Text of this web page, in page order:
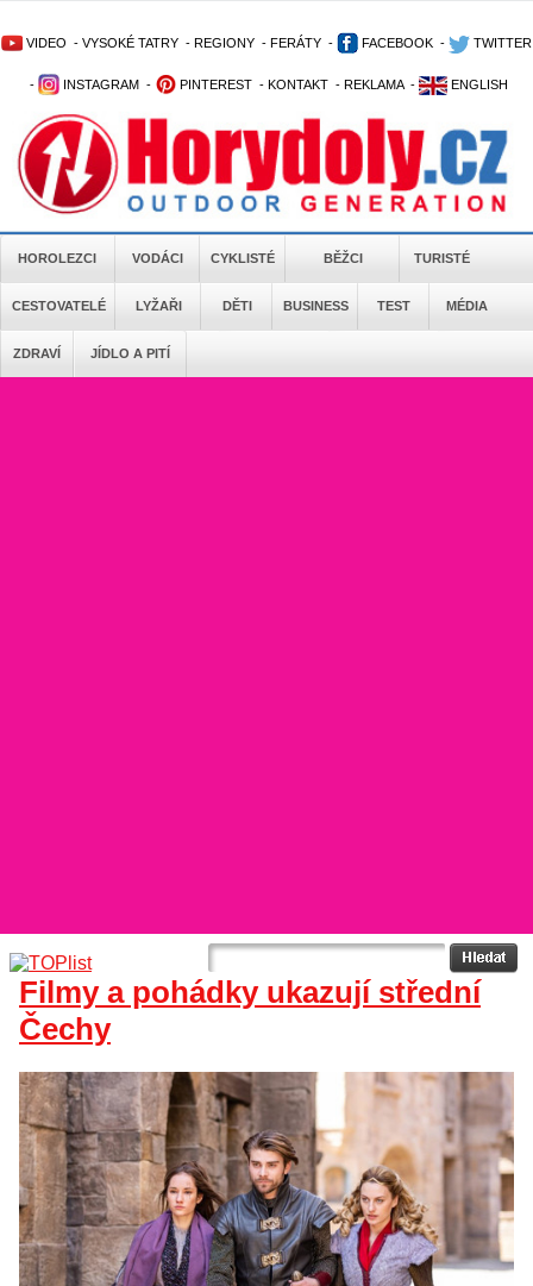
VIDEO - VYSOKÉ TATRY - REGIONY - FERÁTY - FACEBOOK - TWITTER
- INSTAGRAM - PINTEREST - KONTAKT - REKLAMA - ENGLISH
HOROLEZCI VODÁCI CYKLISTÉ BĚŽCI TURISTÉ
CESTOVATELÉ LYŽAŘI DĚTI BUSINESS TEST MÉDIA
ZDRAVÍ JÍDLO A PITÍ
Filmy a pohádky ukazují střední
Čechy